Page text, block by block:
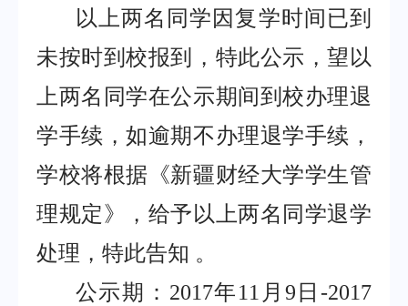
以上两名同学因复学时间已到
未按时到校报到，特此公示，望以
上两名同学在公示期间到校办理退
学手续，如逾期不办理退学手续，
学校将根据《新疆财经大学学生管
理规定》，给予以上两名同学退学
处理，特此告知 。
公示期：2017年11月9日-2017